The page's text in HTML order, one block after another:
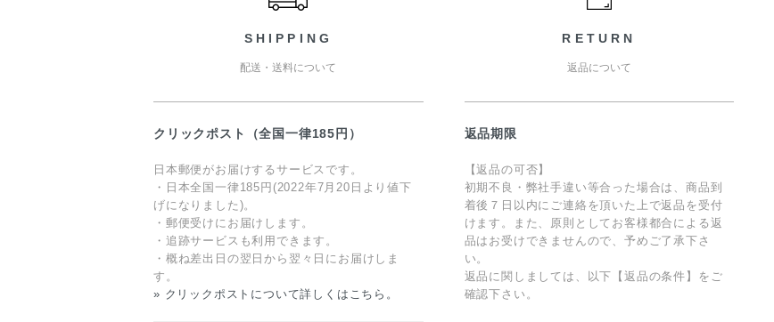
SHIPPING
配送・送料について
クリックポスト（全国一律185円）
日本郵便がお届けするサービスです。
・日本全国一律185円(2022年7月20日より値下
げになりました)。
・郵便受けにお届けします。
・追跡サービスも利用できます。
・概ね差出日の翌日から翌々日にお届けしま
す。
» クリックポストについて詳しくはこちら。
RETURN
返品について
返品期限
【返品の可否】
初期不良・弊社手違い等合った場合は、商品到
着後７日以内にご連絡を頂いた上で返品を受付
けます。また、原則としてお客様都合による返
品はお受けできませんので、予めご了承下さ
い。
返品に関しましては、以下【返品の条件】をご
確認下さい。